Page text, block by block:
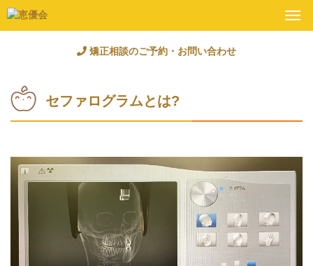
矯正相談のご予約・お問い合わせ
セファログラムとは?